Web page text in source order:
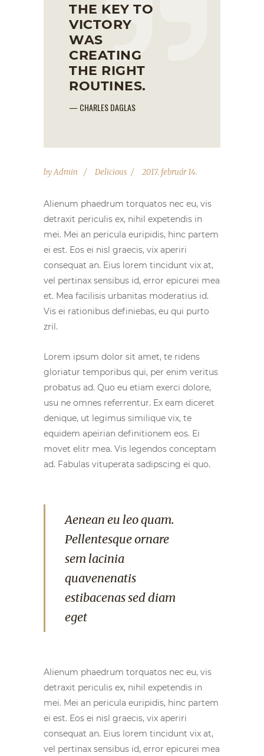
THE KEY TO
VICTORY
WAS
CREATING
THE RIGHT
ROUTINES.
— CHARLES DAGLAS
byAdmin Delicious 2017. február 14.
Alienum phaedrum torquatos nec eu, vis
detraxit periculis ex, nihil expetendis in
mei. Mei an pericula euripidis, hinc partem
ei est. Eos ei nisl graecis, vix aperiri
consequat an. Eius lorem tincidunt vix at,
vel pertinax sensibus id, error epicurei mea
et. Mea facilisis urbanitas moderatius id.
Vis ei rationibus definiebas, eu qui purto
zril.
Lorem ipsum dolor sit amet, te ridens
gloriatur temporibus qui, per enim veritus
probatus ad. Quo eu etiam exerci dolore,
usu ne omnes referrentur. Ex eam diceret
denique, ut legimus similique vix, te
equidem apeirian definitionem eos. Ei
movet elitr mea. Vis legendos conceptam
ad. Fabulas vituperata sadipscing ei quo.
Aenean eu leo quam.
Pellentesque ornare
sem lacinia
quavenenatis
estibacenas sed diam
eget
Alienum phaedrum torquatos nec eu, vis
detraxit periculis ex, nihil expetendis in
mei. Mei an pericula euripidis, hinc partem
ei est. Eos ei nisl graecis, vix aperiri
consequat an. Eius lorem tincidunt vix at,
vel pertinax sensibus id, error epicurei mea